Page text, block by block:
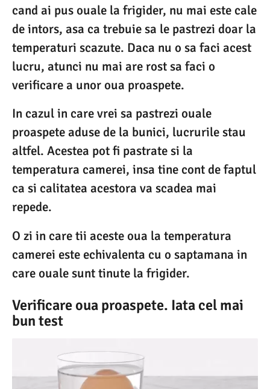
cand ai pus ouale la frigider, nu mai este cale
de intors, asa ca trebuie sa le pastrezi doar la
temperaturi scazute. Daca nu o sa faci acest
lucru, atunci nu mai are rost sa faci o
verificare a unor oua proaspete.
In cazul in care vrei sa pastrezi ouale
proaspete aduse de la bunici, lucrurile stau
altfel. Acestea pot fi pastrate si la
temperatura camerei, insa tine cont de faptul
ca si calitatea acestora va scadea mai
repede.
O zi in care tii aceste oua la temperatura
camerei este echivalenta cu o saptamana in
care ouale sunt tinute la frigider.
Verificare oua proaspete. Iata cel mai
bun test